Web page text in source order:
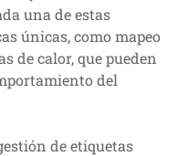
una de estas
únicas, como mapeo
de calor, que pueden
del
de etiquetas